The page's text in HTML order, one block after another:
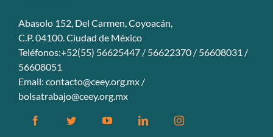
Abasolo 152, Del Carmen, Coyoacán,
C.P. 04100. Ciudad de México
Teléfonos:+52(55) 56625447 / 56622370 / 56608031 /
56608051
Email: contacto@ceey.org.mx /
bolsatrabajo@ceey.org.mx
FacebookTwitter YouTubeLinkedinInstagram